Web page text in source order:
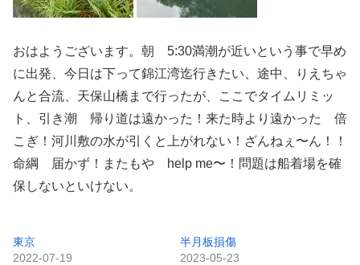
おはようございます。朝 5:30満潮が近いという事で早め
に出発、今日は下って錦江湾迄行きたい、途中、りえちゃ
んと合流、天保山橋まで行ったが、ここでタイムリミッ
ト、引き潮 帰り道は遠かった！来た時より遠かった 倍
こぎ！河川敷の水が引くと上がれない！ざんねぇ〜ん！！
命綱 届かず！またもや help me〜！問題は船着場を確
保しないといけない。
東京
2022-07-19
半月板損傷
2023-05-23